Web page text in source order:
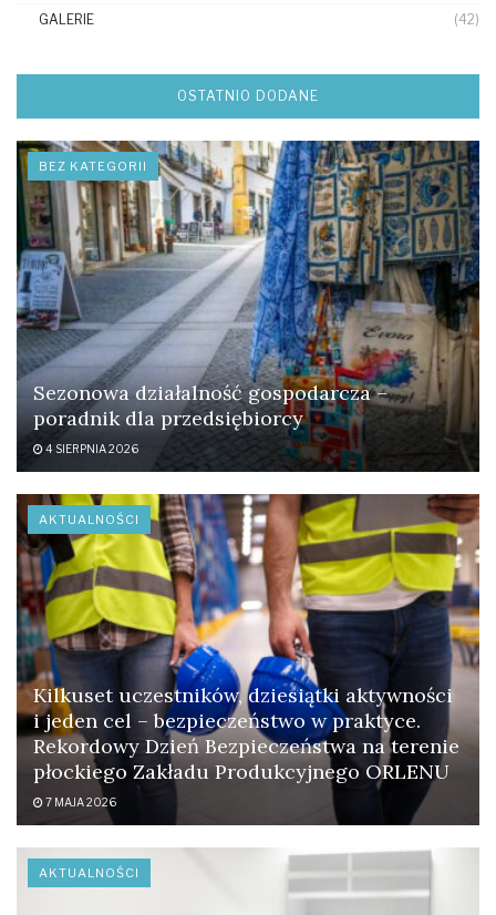
GALERIE (42)
OSTATNIO DODANE
BEZ KATEGORII
Sezonowa działalność gospodarcza –
poradnik dla przedsiębiorcy
4 SIERPNIA 2026
AKTUALNOŚCI
Kilkuset uczestników, dziesiątki aktywności
i jeden cel – bezpieczeństwo w praktyce.
Rekordowy Dzień Bezpieczeństwa na terenie
płockiego Zakładu Produkcyjnego ORLENU
7 MAJA 2026
AKTUALNOŚCI